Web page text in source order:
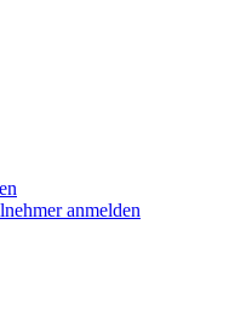
anmelden